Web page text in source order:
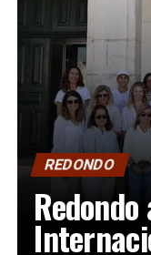
REDONDO